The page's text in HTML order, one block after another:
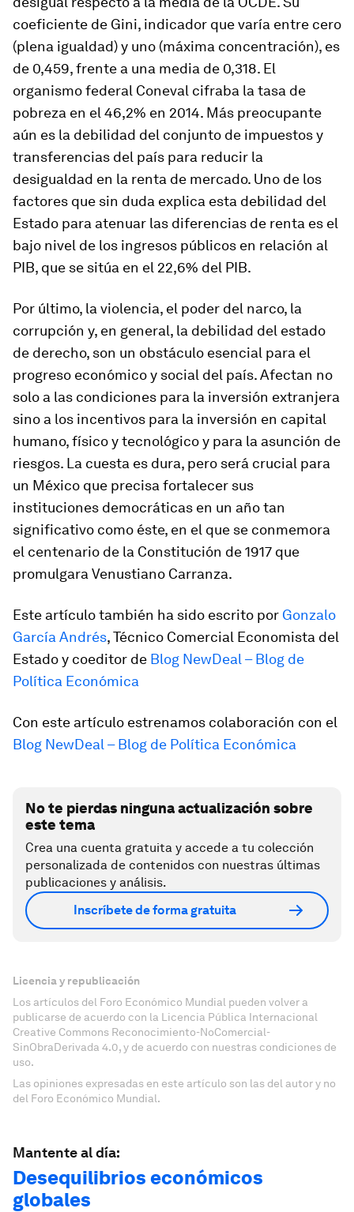
coeficiente de Gini, indicador que varía entre cero
(plena igualdad) y uno (máxima concentración), es
de 0,459, frente a una media de 0,318. El
organismo federal Coneval cifraba la tasa de
pobreza en el 46,2% en 2014. Más preocupante
aún es la debilidad del conjunto de impuestos y
transferencias del país para reducir la
desigualdad en la renta de mercado. Uno de los
factores que sin duda explica esta debilidad del
Estado para atenuar las diferencias de renta es el
bajo nivel de los ingresos públicos en relación al
PIB, que se sitúa en el 22,6% del PIB.
Por último, la violencia, el poder del narco, la
corrupción y, en general, la debilidad del estado
de derecho, son un obstáculo esencial para el
progreso económico y social del país. Afectan no
solo a las condiciones para la inversión extranjera
sino a los incentivos para la inversión en capital
humano, físico y tecnológico y para la asunción de
riesgos. La cuesta es dura, pero será crucial para
un México que precisa fortalecer sus
instituciones democráticas en un año tan
significativo como éste, en el que se conmemora
el centenario de la Constitución de 1917 que
promulgara Venustiano Carranza.
Este artículo también ha sido escrito por Gonzalo
García Andrés, Técnico Comercial Economista del
Estado y coeditor de Blog NewDeal – Blog de
Política Económica
Con este artículo estrenamos colaboración con el
Blog NewDeal – Blog de Política Económica
No te pierdas ninguna actualización sobre
este tema
Crea una cuenta gratuita y accede a tu colección
personalizada de contenidos con nuestras últimas
publicaciones y análisis.
Inscríbete de forma gratuita
Licencia y republicación
Los artículos del Foro Económico Mundial pueden volver a
publicarse de acuerdo con la Licencia Pública Internacional
Creative Commons Reconocimiento-NoComercial-
SinObraDerivada 4.0, y de acuerdo con nuestras condiciones de
uso.
Las opiniones expresadas en este artículo son las del autor y no
del Foro Económico Mundial.
Mantente al día:
Desequilibrios económicos
globales